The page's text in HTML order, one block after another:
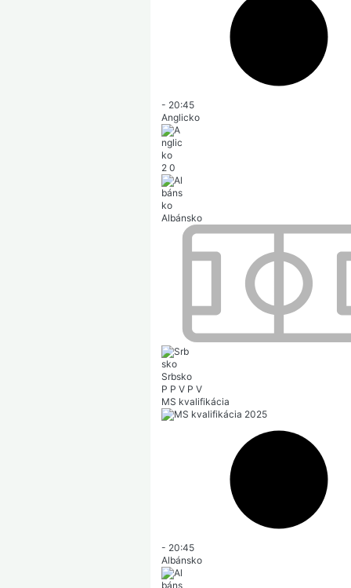
- 20:45
Anglicko
2 0
Albánsko
Srbsko
P P V P V
MS kvalifikácia
- 20:45
Albánsko